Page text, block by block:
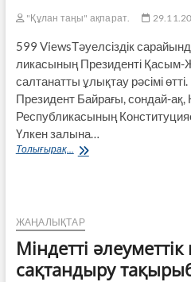
"Құлан таңы" ақпарат.
599 ViewsТәуелсіздік
ликасының Президенті Қасым-
салтанатты ұлықтау рәсімі
Президент Байрағы, сондай-ақ,
Республикасының
Үлкен залына…
Толығырақ...
Қасым-
–
маған
аманат
ЖАҢАЛЫҚТАР
Міндетті
сақтандыру